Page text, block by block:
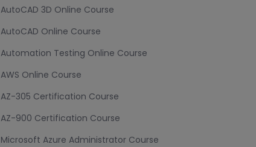
AutoCAD 3D Online Course
AutoCAD Online Course
Automation Testing Online Course
AWS Online Course
AZ-305 Certification Course
AZ-900 Certification Course
Microsoft Azure Administrator Course